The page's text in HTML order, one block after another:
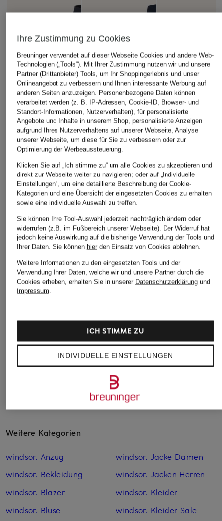
+Aktionsrabatt
windsor.
ab 229,99 €
Ursprünglich:299 €
BOSS
Hose TAPRIAH
+Aktionsrabatt
Dondup
169,99 €
Weitere Kategorien
windsor. Anzug
windsor. Bekleidung
windsor. Blazer
windsor. Bluse
windsor. Jacke Damen
windsor. Jacken Herren
windsor. Kleider
windsor. Kleider Sale
Ihre Zustimmung zu Cookies
Breuninger verwendet auf dieser Webseite Cookies und andere Web-
Technologien („Tools“). Mit Ihrer Zustimmung nutzen wir und unsere
Partner (Drittanbieter) Tools, um Ihr Shoppingerlebnis und unser
Onlineangebot zu verbessern und Ihnen interessante Werbung auf
anderen Seiten anzuzeigen. Personenbezogene Daten können
verarbeitet werden (z. B. IP-Adressen, Cookie-ID, Browser- und
Standort-Informationen, Nutzerverhalten), für personalisierte
Angebote und Inhalte in unserem Shop, personalisierte Anzeigen
aufgrund Ihres Nutzerverhaltens auf unserer Webseite, Analyse
unserer Webseite, um diese für Sie zu verbessern oder zur
Optimierung der Werbeaussteuerung.
Klicken Sie auf „Ich stimme zu“ um alle Cookies zu akzeptieren und
direkt zur Webseite weiter zu navigieren; oder auf „Individuelle
Einstellungen“, um eine detaillierte Beschreibung der Cookie-
Kategorien und eine Übersicht der eingesetzten Cookies zu erhalten
sowie eine individuelle Auswahl zu treffen.
Sie können Ihre Tool-Auswahl jederzeit nachträglich ändern oder
widerrufen (z.B. im Fußbereich unserer Webseite). Der Widerruf hat
jedoch keine Auswirkung auf die bisherige Verwendung der Tools und
Ihrer Daten. Sie können hierden Einsatz von Cookies ablehnen.
Weitere Informationen zu den eingesetzten Tools und der
Verwendung Ihrer Daten, welche wir und unsere Partner durch die
Cookies erheben, erhalten Sie in unserer Datenschutzerklärungund
Impressum.
INDIVIDUELLE EINSTELLUNGEN
ICH STIMME ZU